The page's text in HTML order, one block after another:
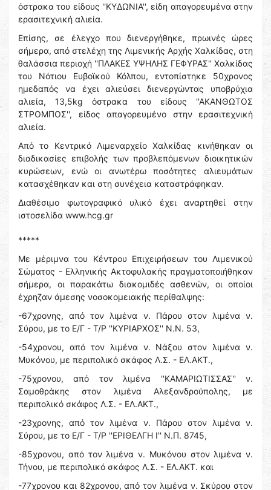
όστρακα του είδους ''ΚΥΔΩΝΙΑ'', είδη απαγορευμένα στην
ερασιτεχνική αλιεία.
Επίσης, σε έλεγχο που διενεργήθηκε, πρωινές ώρες
σήμερα, από στελέχη της Λιμενικής Αρχής Χαλκίδας, στη
θαλάσσια περιοχή ''ΠΛΑΚΕΣ ΥΨΗΛΗΣ ΓΕΦΥΡΑΣ'' Χαλκίδας
του Νότιου Ευβοϊκού Κόλπου, εντοπίστηκε 50χρονος
ημεδαπός να έχει αλιεύσει διενεργώντας υποβρύχια
αλιεία, 13,5kg όστρακα του είδους ''ΑΚΑΝΘΩΤΟΣ
ΣΤΡΟΜΠΟΣ'', είδος απαγορευμένο στην ερασιτεχνική
αλιεία.
Από το Κεντρικό Λιμεναρχείο Χαλκίδας κινήθηκαν οι
διαδικασίες επιβολής των προβλεπόμενων διοικητικών
κυρώσεων, ενώ οι ανωτέρω ποσότητες αλιευμάτων
κατασχέθηκαν και στη συνέχεια καταστράφηκαν.
Διαθέσιμο φωτογραφικό υλικό έχει αναρτηθεί στην
ιστοσελίδα www.hcg.gr
*****
Με μέριμνα του Κέντρου Επιχειρήσεων του Λιμενικού
Σώματος - Ελληνικής Ακτοφυλακής πραγματοποιήθηκαν
σήμερα, οι παρακάτω διακομιδές ασθενών, οι οποίοι
έχρηζαν άμεσης νοσοκομειακής περίθαλψης:
-67χρονης, από τον λιμένα ν. Πάρου στον λιμένα ν.
Σύρου, με το Ε/Γ - Τ/Ρ ''ΚΥΡΙΑΡΧΟΣ'' Ν.Ν. 53,
-54χρονου, από τον λιμένα ν. Νάξου στον λιμένα ν.
Μυκόνου, με περιπολικό σκάφος Λ.Σ. - ΕΛ.ΑΚΤ.,
-75χρονου, από τον λιμένα ''ΚΑΜΑΡΙΩΤΙΣΣΑΣ'' ν.
Σαμοθράκης στον λιμένα Αλεξανδρούπολης, με
περιπολικό σκάφος Λ.Σ. - ΕΛ.ΑΚΤ.,
-23χρονης, από τον λιμένα ν. Πάρου στον λιμένα ν.
Σύρου, με το Ε/Γ - Τ/Ρ ''ΕΡΙΘΕΛΓΗ Ι'' Ν.Π. 8745,
-85χρονου, από τον λιμένα ν. Μυκόνου στον λιμένα ν.
Τήνου, με περιπολικό σκάφος Λ.Σ. - ΕΛ.ΑΚΤ. και
-77χρονου και 82χρονου, από τον λιμένα ν. Σκύρου στον